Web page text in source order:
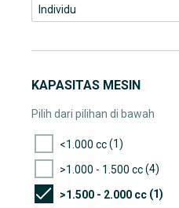
Individu
KAPASITAS MESIN
Pilih dari pilihan di bawah
<1.000 cc(1)
>1.000 - 1.500 cc(4)
>1.500 - 2.000 cc (1)